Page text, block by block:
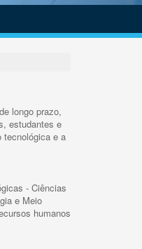
longo prazo,
estudantes e
tecnológica e a
- Ciências
e Meio
humanos